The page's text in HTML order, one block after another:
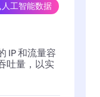
人工智能数据
IP 和流量容
吐量，以实